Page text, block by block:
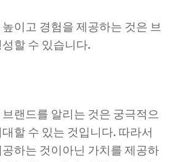
이고 경험을 제공하는 것은 브
할 수 있습니다.
랜드를 알리는 것은 궁극적으
할 수 있는 것입니다. 따라서
하는 것이아닌 가치를 제공하